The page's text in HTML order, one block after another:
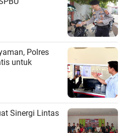
Polres
untuk
Sinergi Lintas